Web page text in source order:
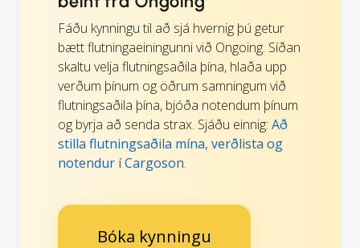
Fáðu kynningu til að sjá hvernig þú getur
bætt flutningaeiningunni við Ongoing. Síðan
skaltu velja flutningsaðila þína, hlaða upp
verðum þínum og öðrum samningum við
flutningsaðila þína, bjóða notendum þínum
og byrja að senda strax. Sjáðu einnig: Að
stilla flutningsaðila mína, verðlista og
notendur í Cargoson.
Bóka kynningu